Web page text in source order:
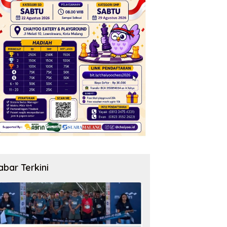
Terkini